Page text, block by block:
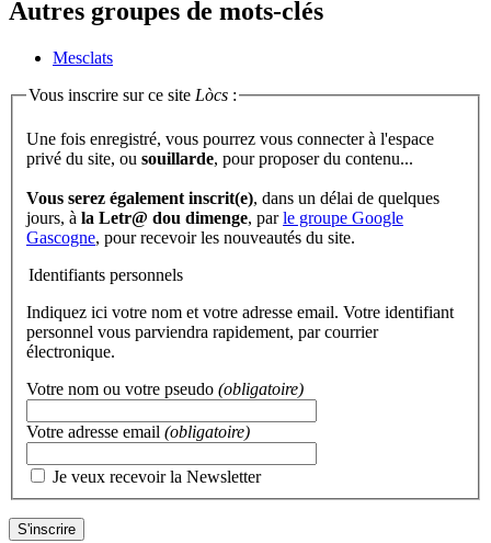
Autres groupes de mots-clés
Mesclats
Vous inscrire sur ce site Lòcs :
Une fois enregistré, vous pourrez vous connecter à l'espace
privé du site, ou souillarde , pour proposer du contenu...
Vous serez également inscrit(e), dans un délai de quelques
jours, à la Letr@ dou dimenge, parle groupe Google
Gascogne, pour recevoir les nouveautés du site.
Identifiants personnels
Indiquez ici votre nom et votre adresse email. Votre identifiant
personnel vous parviendra rapidement, par courrier
électronique.
Votre nom ou votre pseudo (obligatoire)
Votre adresse email (obligatoire)
Je veux recevoir la Newsletter